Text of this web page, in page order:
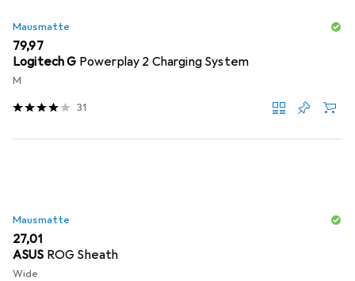
Mausmatte
EUR
79,97
Logitech G Powerplay 2 Charging System
M
31
Mausmatte
EUR
27,01
ASUS ROG Sheath
Wide